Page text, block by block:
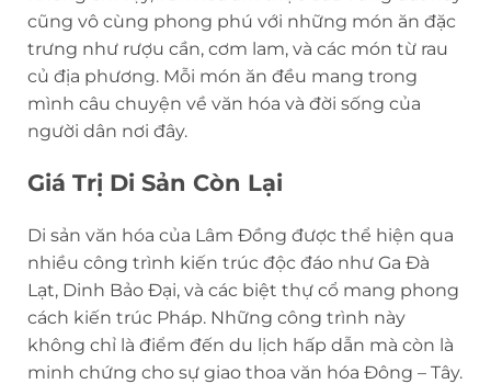
cũng vô cùng phong phú với những món ăn đặc
trưng như rượu cần, cơm lam, và các món từ rau
củ địa phương. Mỗi món ăn đều mang trong
mình câu chuyện về văn hóa và đời sống của
người dân nơi đây.
Giá Trị Di Sản Còn Lại
Di sản văn hóa của Lâm Đồng được thể hiện qua
nhiều công trình kiến trúc độc đáo như Ga Đà
Lạt, Dinh Bảo Đại, và các biệt thự cổ mang phong
cách kiến trúc Pháp. Những công trình này
không chỉ là điểm đến du lịch hấp dẫn mà còn là
minh chứng cho sự giao thoa văn hóa Đông – Tây.